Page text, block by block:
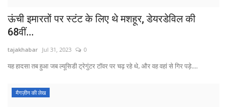
ऊंची इमारतों पर स्टंट के लिए थे मशहूर, डेयरडेविल की
68वीं...
tajakhabar Jul 31, 2023 0
यह हादसा तब हुआ जब ल्यूसिडी ट्रेगुंटर टॉवर पर चढ़ रहे थे, और वह वहां से गिर पड़े....
मैगज़ीन की लेख